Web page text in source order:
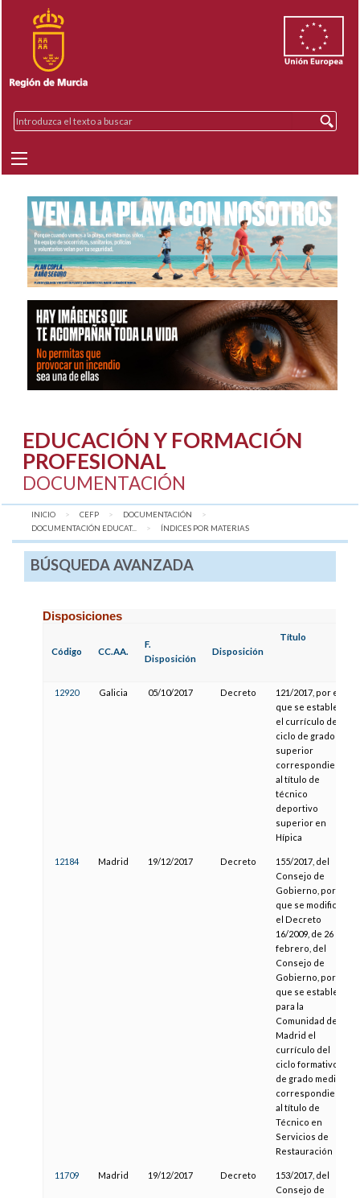
EDUCACIÓN Y FORMACIÓN
PROFESIONAL
DOCUMENTACIÓN
INICIO CEFP
DOCUMENTACIÓN
DOCUMENTACIÓN EDUCAT...
AQUÍ:
ÍNDICES POR MATERIAS
BÚSQUEDA AVANZADA
Disposiciones
Código CC.AA.
F.
Disposición
Disposición
Título
12920 Galicia 05/10/2017 Decreto
121/2017, por el
que se establece
el currículo del
ciclo de grado
superior
correspondiente
al título de
técnico
deportivo
superior en
Hípica
12184 Madrid 19/12/2017 Decreto
155/2017, del
Consejo de
Gobierno, por el
que se modifica
el Decreto
16/2009, de 26 de
febrero, del
Consejo de
Gobierno, por el
que se establece
para la
Comunidad de
Madrid el
currículo del
ciclo formativo
de grado medio
correspondiente
al título de
Técnico en
Servicios de
Restauración
11709 Madrid 19/12/2017 Decreto
153/2017, del
Consejo de